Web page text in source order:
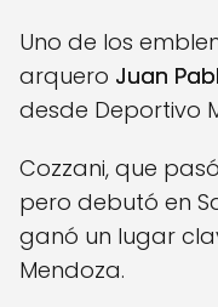
Uno de los
arquero Juan
desde Deportivo
Cozzani, que
pero debutó en
ganó un lugar
Mendoza.